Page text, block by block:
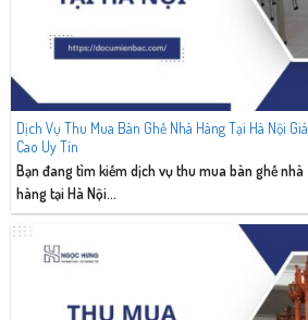
Dịch Vụ Thu Mua Bàn Ghế Nhà Hàng Tại Hà Nội Giá
Cao Uy Tín
Bạn đang tìm kiếm dịch vụ thu mua bàn ghế nhà
hàng tại Hà Nội...